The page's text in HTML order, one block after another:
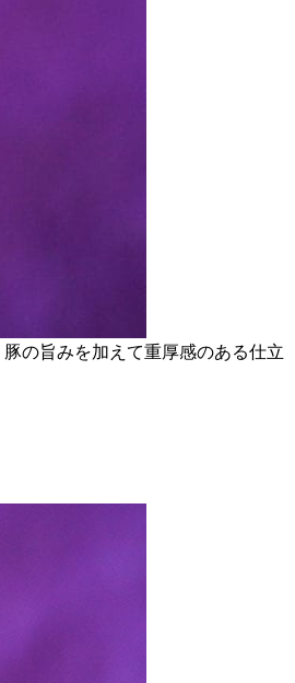
の旨みを加えて重厚感のある仕立